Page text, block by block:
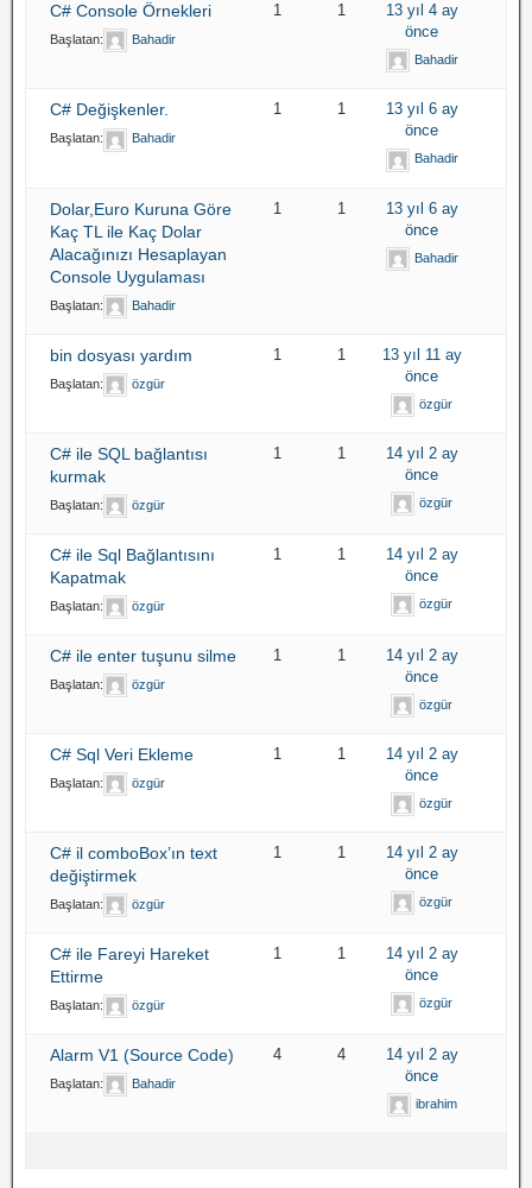
C# Console Örnekleri
Başlatan: Bahadir
1 1
13 yıl 4 ay
önce
Bahadir
C# Değişkenler.
Başlatan: Bahadir
1 1
13 yıl 6 ay
önce
Bahadir
Dolar,Euro Kuruna Göre
Kaç TL ile Kaç Dolar
Alacağınızı Hesaplayan
Console Uygulaması
Başlatan: Bahadir
1 1
13 yıl 6 ay
önce
Bahadir
bin dosyası yardım
Başlatan: özgür
1 1
13 yıl 11 ay
önce
özgür
C# ile SQL bağlantısı
kurmak
Başlatan: özgür
1 1
14 yıl 2 ay
önce
özgür
C# ile Sql Bağlantısını
Kapatmak
Başlatan: özgür
1 1
14 yıl 2 ay
önce
özgür
C# ile enter tuşunu silme
Başlatan: özgür
1 1
14 yıl 2 ay
önce
özgür
C# Sql Veri Ekleme
Başlatan: özgür
1 1
14 yıl 2 ay
önce
özgür
C# il comboBox’ın text
değiştirmek
Başlatan: özgür
1 1
14 yıl 2 ay
önce
özgür
C# ile Fareyi Hareket
Ettirme
Başlatan: özgür
1 1
14 yıl 2 ay
önce
özgür
Alarm V1 (Source Code)
Başlatan: Bahadir
4 4
14 yıl 2 ay
önce
ibrahim